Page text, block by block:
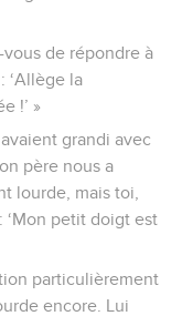
de répondre à
‘Allège la
!’ »
grandi avec
père nous a
lourde, mais toi,
‘Mon petit doigt est
particulièrement
encore. Lui